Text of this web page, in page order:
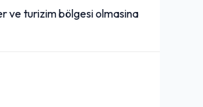
ve turizim bölgesi olmasina